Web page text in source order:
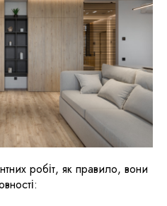
робіт, як правило, вони